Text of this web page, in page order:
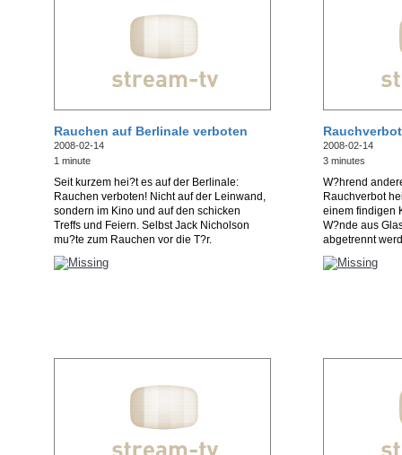
Rauchen auf Berlinale verboten
2008-02-14
1 minute
Seit kurzem hei?t es auf der Berlinale:
Rauchen verboten! Nicht auf der Leinwand,
sondern im Kino und auf den schicken
Treffs und Feiern. Selbst Jack Nicholson
mu?te zum Rauchen vor die T?r.
2008-02-14
3 minutes
W?hrend
Rauchverbot
einem findigen
W?nde aus
abgetrennt